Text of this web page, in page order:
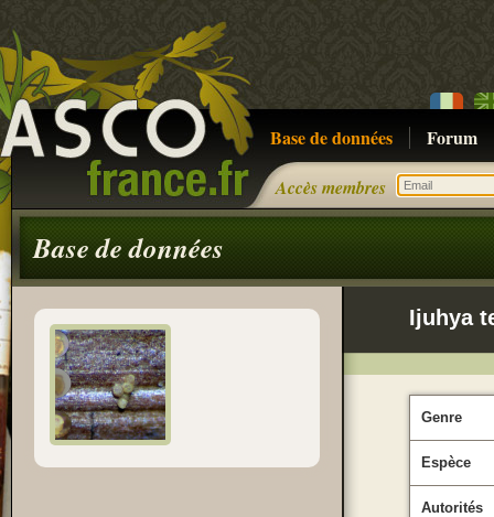
Base de données Forum
Accès membres
Base de données
Ijuhya
Genre
Espèce
Autorités